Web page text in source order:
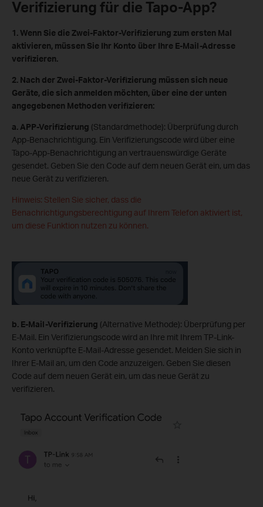
Verifizierung für die Tapo-App?
1. Wenn Sie die Zwei-Faktor-Verifizierung zum ersten Mal
aktivieren, müssen Sie Ihr Konto über Ihre E-Mail-Adresse
verifizieren.
2. Nach der Zwei-Faktor-Verifizierung müssen sich neue
Geräte, die sich anmelden möchten, über eine der unten
angegebenen Methoden verifizieren:
a. APP-Verifizierung (Standardmethode): Überprüfung durch
App-Benachrichtigung. Ein Verifizierungscode wird über eine
Tapo-App-Benachrichtigung an vertrauenswürdige Geräte
gesendet. Geben Sie den Code auf dem neuen Gerät ein, um das
neue Gerät zu verifizieren.
Hinweis: Stellen Sie sicher, dass die
Benachrichtigungsberechtigung auf Ihrem Telefon aktiviert ist,
um diese Funktion nutzen zu können.
b. E-Mail-Verifizierung (Alternative Methode): Überprüfung per
E-Mail. Ein Verifizierungscode wird an Ihre mit Ihrem TP-Link-
Konto verknüpfte E-Mail-Adresse gesendet. Melden Sie sich in
Ihrer E-Mail an, um den Code anzuzeigen. Geben Sie diesen
Code auf dem neuen Gerät ein, um das neue Gerät zu
verifizieren.